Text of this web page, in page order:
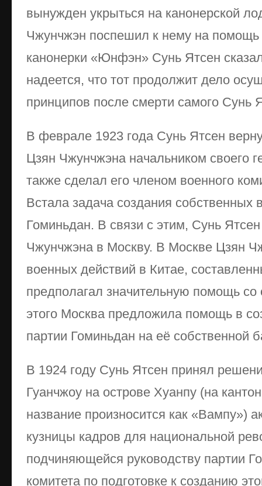
вынужден укрыться на канонерской
Чжунчжэн поспешил к нему на помощь
канонерки «Юнфэн» Сунь Ятсен
надеется, что тот продолжит дело
принципов после смерти самого Сунь
В феврале 1923 года Сунь Ятсен
Цзян Чжунчжэна начальником своего
также сделал его членом военного
Встала задача создания собственных
Гоминьдан. В связи с этим, Сунь
Чжунчжэна в Москву. В Москве Цзян
военных действий в Китае,
предполагал значительную помощь
этого Москва предложила помощь в
партии Гоминьдан на её собственной
В 1924 году Сунь Ятсен принял
Гуанчжоу на острове Хуанпу (на
название произносится как
кузницы кадров для национальной
подчиняющейся руководству партии
комитета по подготовке к созданию